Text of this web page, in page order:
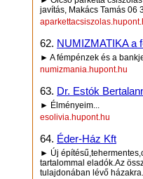
javítás, Makács Tamás 06
62. NUMIZMATIKA a
► A fémpénzek és a
numizmania.hupont.hu
63. Dr. Estók
► Élményeim...
esolivia.hupont.hu
64. Éder-Ház Kft
► Új
tartalommal eladók.Az
tulajdonában lévő házakra.